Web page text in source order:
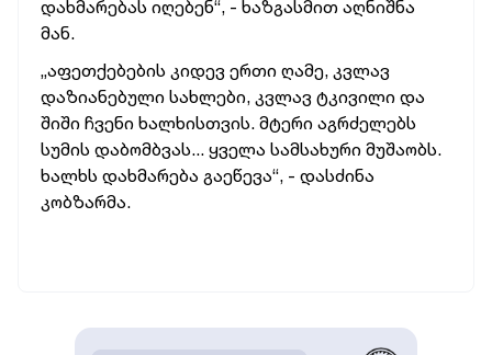
დახმარებას იღებენ“, - ხაზგასმით აღნიშნა
მან.
„აფეთქებების კიდევ ერთი ღამე, კვლავ
დაზიანებული სახლები, კვლავ ტკივილი და
შიში ჩვენი ხალხისთვის. მტერი აგრძელებს
სუმის დაბომბვას... ყველა სამსახური მუშაობს.
ხალხს დახმარება გაეწევა“, - დასძინა
კობზარმა.